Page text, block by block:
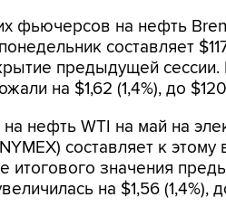
фьючерсов на нефть
составляет
предыдущей сессии.
на $1,62 (1,4%), до
нефть WTI на май на
составляет к
итогового значения
на $1,56 (1,4%),